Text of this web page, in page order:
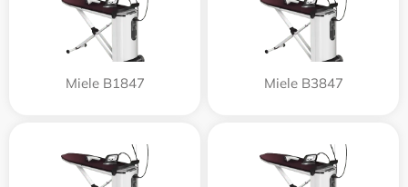
Miele B1847 Miele B3847